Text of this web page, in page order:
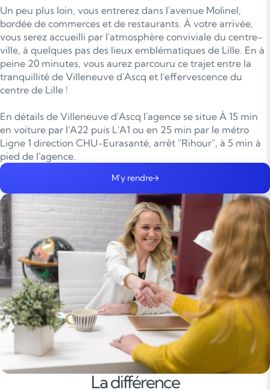
Un peu plus loin, vous entrerez dans l'avenue Molinel,
bordée de commerces et de restaurants. À votre arrivée,
vous serez accueilli par l'atmosphère conviviale du centre-
ville, à quelques pas des lieux emblématiques de Lille. En à
peine 20 minutes, vous aurez parcouru ce trajet entre la
tranquillité de Villeneuve d'Ascq et l'effervescence du
centre de Lille !
En détails de Villeneuve d'Ascq l'agence se situe À 15 min
en voiture par l'A22 puis L'A1 ou en 25 min par le métro
Ligne 1 direction CHU-Eurasanté, arrêt "Rihour", à 5 min à
pied de l'agence.
M'y rendre
La différence